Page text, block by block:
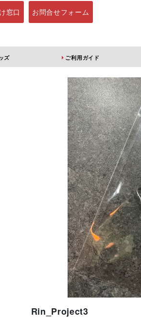
窓口 お問合せフォーム
ズ ご利用ガイド
アクリルスタンド キーホルダー
アクリルスタン
ド 片面印刷 無
地台座
Rin_Project3